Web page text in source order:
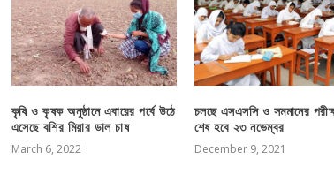
কৃষি ও কৃষক অনুষ্ঠানে এবারের পর্বে উঠে
এসেছে বশির মিয়ার ডাল চাষ
March 6, 2022
চলছে এসএসসি ও সমমানের
শেষ হবে ২৩ নভেম্বর
December 9, 2021